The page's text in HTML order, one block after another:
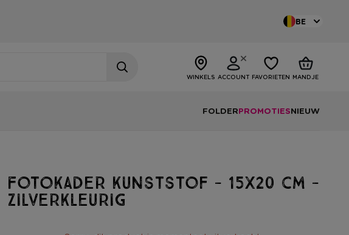
BE
WINKELS ACCOUNT FAVORIETEN MANDJE
FOLDERPROMOTIESNIEUW
Fotokader kunststof - 15x20 cm -
zilverkleurig